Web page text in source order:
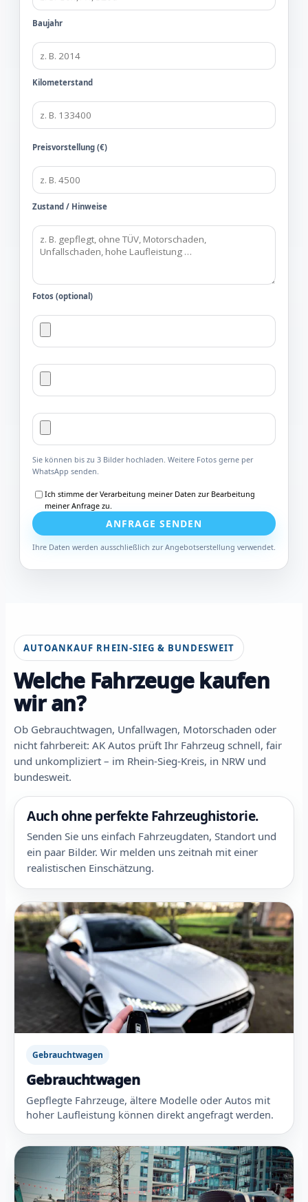
Baujahr
Kilometerstand
Preisvorstellung (€)
Zustand / Hinweise
Fotos (optional)
Sie können bis zu 3 Bilder hochladen. Weitere Fotos gerne per
WhatsApp senden.
Ich stimme der Verarbeitung meiner Daten zur Bearbeitung
meiner Anfrage zu.
ANFRAGE SENDEN
Ihre Daten werden ausschließlich zur Angebotserstellung verwendet.
AUTOANKAUF RHEIN-SIEG & BUNDESWEIT
Welche Fahrzeuge kaufen
wir an?
Ob Gebrauchtwagen, Unfallwagen, Motorschaden oder
nicht fahrbereit: AK Autos prüft Ihr Fahrzeug schnell, fair
und unkompliziert – im Rhein-Sieg-Kreis, in NRW und
bundesweit.
Auch ohne perfekte Fahrzeughistorie.
Senden Sie uns einfach Fahrzeugdaten, Standort und
ein paar Bilder. Wir melden uns zeitnah mit einer
realistischen Einschätzung.
Gebrauchtwagen
Gebrauchtwagen
Gepflegte Fahrzeuge, ältere Modelle oder Autos mit
hoher Laufleistung können direkt angefragt werden.